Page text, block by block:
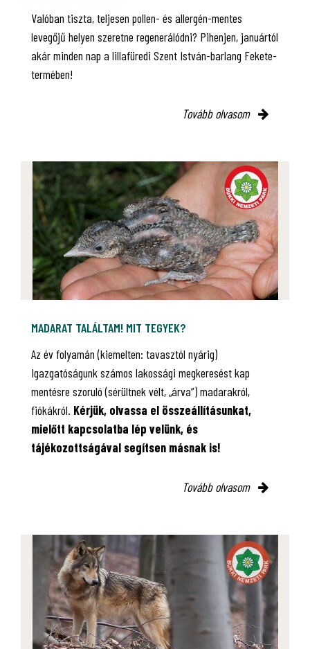
Valóban tiszta, teljesen pollen- és allergén-mentes
levegőjű helyen szeretne regenerálódni? Pihenjen, januártól
akár minden nap a lillafüredi Szent István-barlang Fekete-
termében!
Tovább olvasom
MADARAT TALÁLTAM! MIT TEGYEK?
Az év folyamán (kiemelten: tavasztól nyárig)
Igazgatóságunk számos lakossági megkeresést kap
mentésre szoruló (sérültnek vélt, „árva”) madarakról,
fiókákról. Kérjük, olvassa el összeállításunkat,
mielőtt kapcsolatba lép velünk, és
tájékozottságával segítsen másnak is!
Tovább olvasom